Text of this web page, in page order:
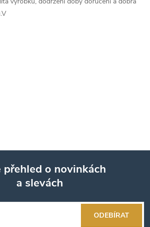
přehled o novinkách
a slevách
ODEBÍRAT